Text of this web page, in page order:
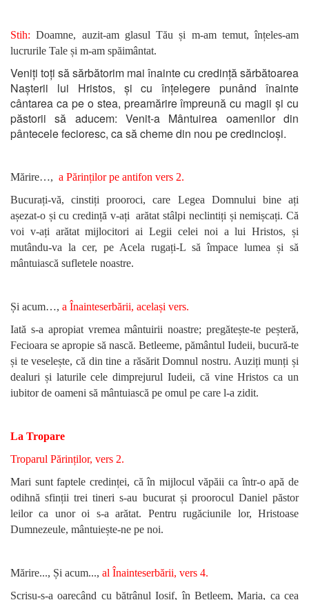
Stih: Doamne, auzit-am glasul Tău și m-am temut, înțeles-am
lucrurile Tale și m-am spăimântat.
Veniți toți să sărbătorim mai înainte cu credință sărbătoarea
Nașterii lui Hristos, și cu înțelegere punând înainte
cântarea ca pe o stea, preamărire împreună cu magii și cu
păstorii să aducem: Venit-a Mântuirea oamenilor din
pântecele fecioresc, ca să cheme din nou pe credincioși.
Mărire…, a Părinților pe antifon vers 2.
Bucurați-vă, cinstiți prooroci, care Legea Domnului bine ați
așezat-o și cu credință v-ați arătat stâlpi neclintiți și nemișcați. Că
voi v-ați arătat mijlocitori ai Legii celei noi a lui Hristos, și
mutându-va la cer, pe Acela rugați-L să împace lumea și să
mântuiască sufletele noastre.
Și acum…, a Înainteserbării, același vers.
Iată s-a apropiat vremea mântuirii noastre; pregătește-te peșteră,
Fecioara se apropie să nască. Betleeme, pământul Iudeii, bucură-te
și te veselește, că din tine a răsărit Domnul nostru. Auziți munți și
dealuri și laturile cele dimprejurul Iudeii, că vine Hristos ca un
iubitor de oameni să mântuiască pe omul pe care l-a zidit.
La Tropare
Troparul Părinților, vers 2.
Mari sunt faptele credinței, că în mijlocul văpăii ca într-o apă de
odihnă sfinții trei tineri s-au bucurat și proorocul Daniel păstor
leilor ca unor oi s-a arătat. Pentru rugăciunile lor, Hristoase
Dumnezeule, mântuiește-ne pe noi.
Mărire..., Și acum..., al Înainteserbării, vers 4.
Scrisu-s-a oarecând cu bătrânul Iosif, în Betleem, Maria, ca cea